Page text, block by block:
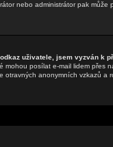
nebo administrátor pak může
uživatele, jsem vyzván k
mohou posílat e-mail lidem přes
otravných anonymních vzkazů a